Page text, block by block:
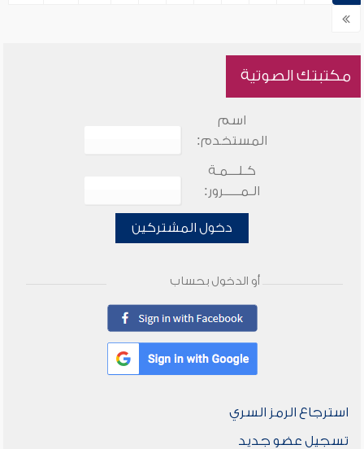
مكتبتك الصوتية
اسم
المستخدم:
كـلـــمـة
الـمـــــرور:
دخول المشتركين
أو الدخول بحساب
استرجاع الرمز السري
تسجيل عضو جديد